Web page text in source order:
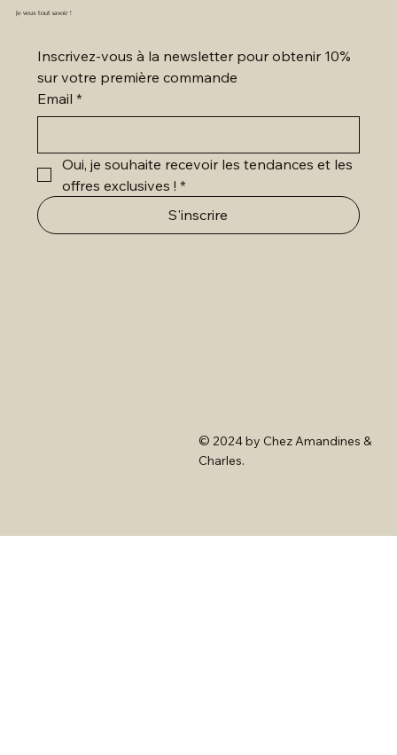
Je veux tout savoir !
Inscrivez-vous à la newsletter pour obtenir 10%
sur votre première commande
Email *
Oui, je souhaite recevoir les tendances et les
offres exclusives ! *
S'inscrire
© 2024 by Chez Amandines &
Charles.